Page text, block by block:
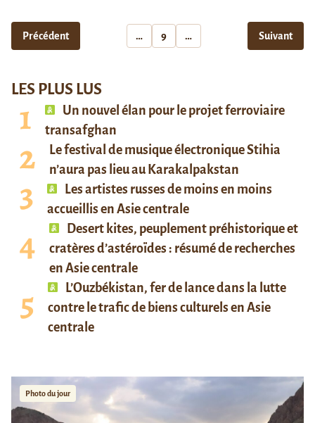
Précédent … 9 … Suivant
LES PLUS LUS
Un nouvel élan pour le projet ferroviaire
transafghan
Le festival de musique électronique Stihia
n’aura pas lieu au Karakalpakstan
Les artistes russes de moins en moins
accueillis en Asie centrale
Desert kites, peuplement préhistorique et
cratères d’astéroïdes : résumé de recherches
en Asie centrale
L’Ouzbékistan, fer de lance dans la lutte
contre le trafic de biens culturels en Asie
centrale
Photo du jour